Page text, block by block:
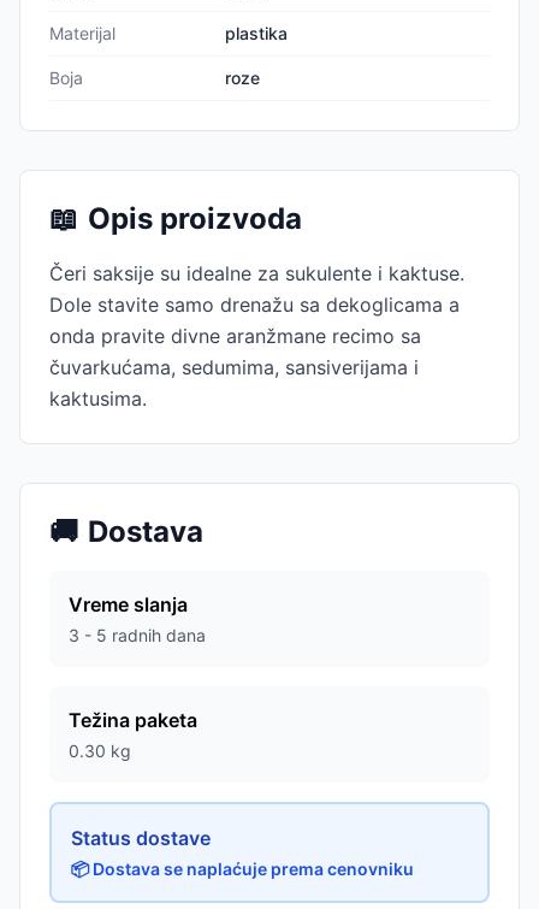
Materijal plastika
Boja roze
📖 Opis proizvoda
Čeri saksije su idealne za sukulente i kaktuse.
Dole stavite samo drenažu sa dekoglicama a
onda pravite divne aranžmane recimo sa
čuvarkućama, sedumima, sansiverijama i
kaktusima.
🚚 Dostava
Vreme slanja
3 - 5 radnih dana
Težina paketa
0.30 kg
Status dostave
📦 Dostava se naplaćuje prema cenovniku